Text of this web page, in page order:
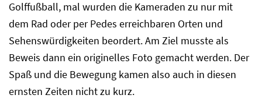
Golffußball, mal wurden die Kameraden zu nur mit
dem Rad oder per Pedes erreichbaren Orten und
Sehenswürdigkeiten beordert. Am Ziel musste als
Beweis dann ein originelles Foto gemacht werden. Der
Spaß und die Bewegung kamen also auch in diesen
ernsten Zeiten nicht zu kurz.